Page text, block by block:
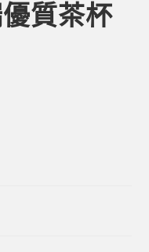
質茶杯